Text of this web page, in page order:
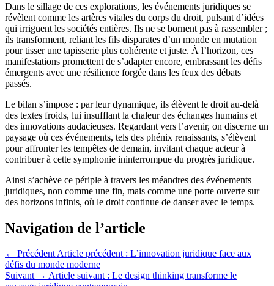
Dans le sillage de ces explorations, les événements juridiques se
révèlent comme les artères vitales du corps du droit, pulsant d’idées
qui irriguent les sociétés entières. Ils ne se bornent pas à rassembler ;
ils transforment, reliant les fils disparates d’un monde en mutation
pour tisser une tapisserie plus cohérente et juste. À l’horizon, ces
manifestations promettent de s’adapter encore, embrassant les défis
émergents avec une résilience forgée dans les feux des débats
passés.
Le bilan s’impose : par leur dynamique, ils élèvent le droit au-delà
des textes froids, lui insufflant la chaleur des échanges humains et
des innovations audacieuses. Regardant vers l’avenir, on discerne un
paysage où ces événements, tels des phénix renaissants, s’élèvent
pour affronter les tempêtes de demain, invitant chaque acteur à
contribuer à cette symphonie ininterrompue du progrès juridique.
Ainsi s’achève ce périple à travers les méandres des événements
juridiques, non comme une fin, mais comme une porte ouverte sur
des horizons infinis, où le droit continue de danser avec le temps.
Navigation de l’article
← PrécédentArticle précédent : L’innovation juridique face aux
défis du monde moderne
Suivant → Article suivant : Le design thinking transforme le